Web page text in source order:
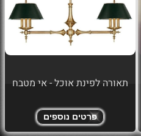
תאורה לפינת אוכל - אי מטבח
פרטים נוספים